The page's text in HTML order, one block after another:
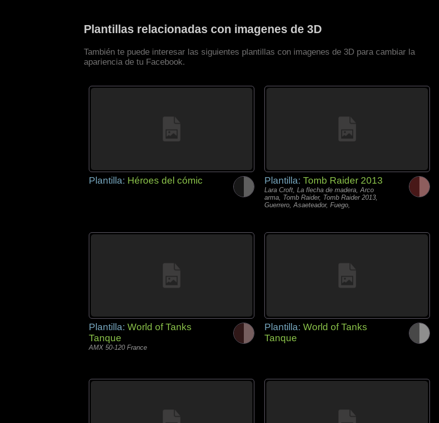
Plantillas relacionadas con imagenes de 3D
También te puede interesar las siguientes plantillas con imagenes de 3D para cambiar la
apariencia de tu Facebook.
Plantilla: Héroes del cómic Plantilla: Tomb Raider 2013
Lara Croft, La flecha de madera, Arco
arma, Tomb Raider, Tomb Raider 2013,
Guerrero, Asaeteador, Fuego,
Plantilla: World of Tanks
Tanque
AMX 50-120 France
Plantilla: World of Tanks
Tanque